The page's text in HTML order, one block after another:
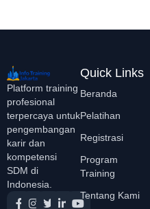
Platform training
profesional
terpercaya untuk
pengembangan
karir dan
kompetensi
SDM di
Indonesia.
Quick Links
Beranda
Pelatihan
Registrasi
Program
Training
Tentang Kami